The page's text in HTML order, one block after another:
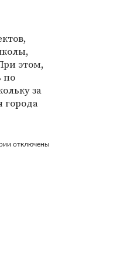
этом,
по
за
города
отключены